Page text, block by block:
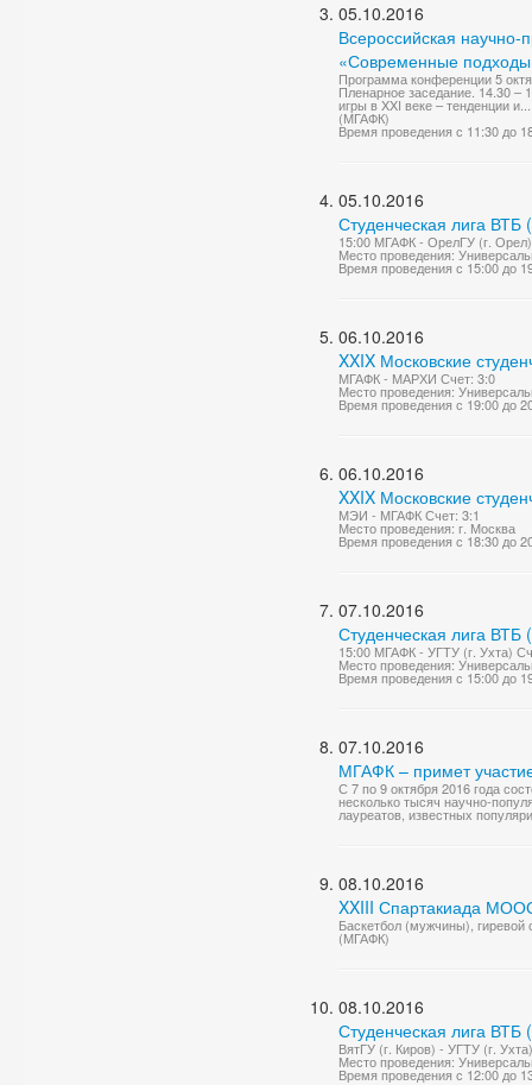
05.10.2016
Всероссийская
«Современные подходы
Программа конференции 5
Пленарное заседание. 14.30
игры в XXI веке – тенденции и...
(МГАФК)
Время проведения с 11:30 до
05.10.2016
Студенческая лига ВТБ
15:00 МГАФК - ОрелГУ (г.
Место проведения:
Время проведения с 15:00 до
06.10.2016
XXIX Московские
МГАФК - МАРХИ Счет: 3:0
Место проведения:
Время проведения с 19:00 до
06.10.2016
XXIX Московские
МЭИ - МГАФК Счет: 3:1
Место проведения: г. Москва
Время проведения с 18:30 до
07.10.2016
Студенческая лига ВТБ
15:00 МГАФК - УГТУ (г. Ухта)
Место проведения:
Время проведения с 15:00 до
07.10.2016
МГАФК – примет
С 7 по 9 октября 2016 года
несколько тысяч научно-
лауреатов, известных
08.10.2016
XXIII Спартакиада
Баскетбол (мужчины),
(МГАФК)
08.10.2016
Студенческая лига ВТБ
ВятГУ (г. Киров) - УГТУ (г. Ухта)
Место проведения:
Время проведения с 12:00 до